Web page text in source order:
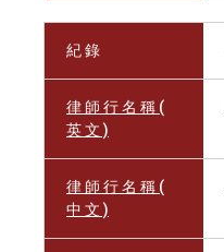
紀 錄
律 師 行 名 稱 (
英 文 )
律 師 行 名 稱 (
中 文 )